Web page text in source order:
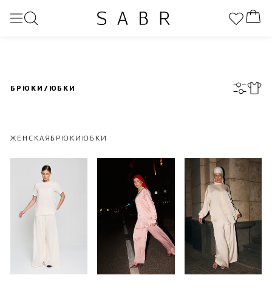
ЖЕНСКАЯ БРЮКИ ЮБКИ
БРЮКИ/ЮБКИ